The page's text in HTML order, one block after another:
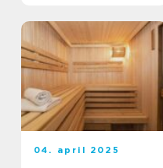
04. april 2025